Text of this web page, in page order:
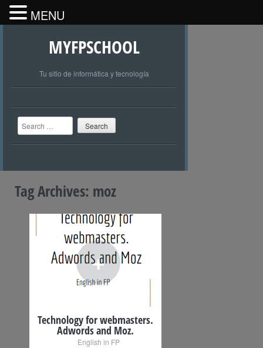
MYFPSCHOOL
Tu sitio de informática y tecnología
Search
Tag Archives: moz
+
Technology for webmasters.
Adwords and Moz.
English in FP
MENU